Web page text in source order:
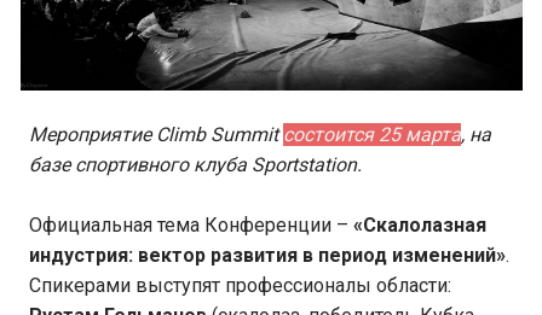
Мероприятие Climb Summitсостоится 25 марта, на
базе спортивного клуба Sportstation.
Официальная тема Конференции – «Скалолазная
индустрия: вектор развития в период изменений».
Спикерами выступят профессионалы области: